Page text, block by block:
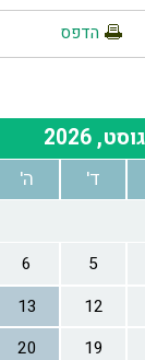
הדפס